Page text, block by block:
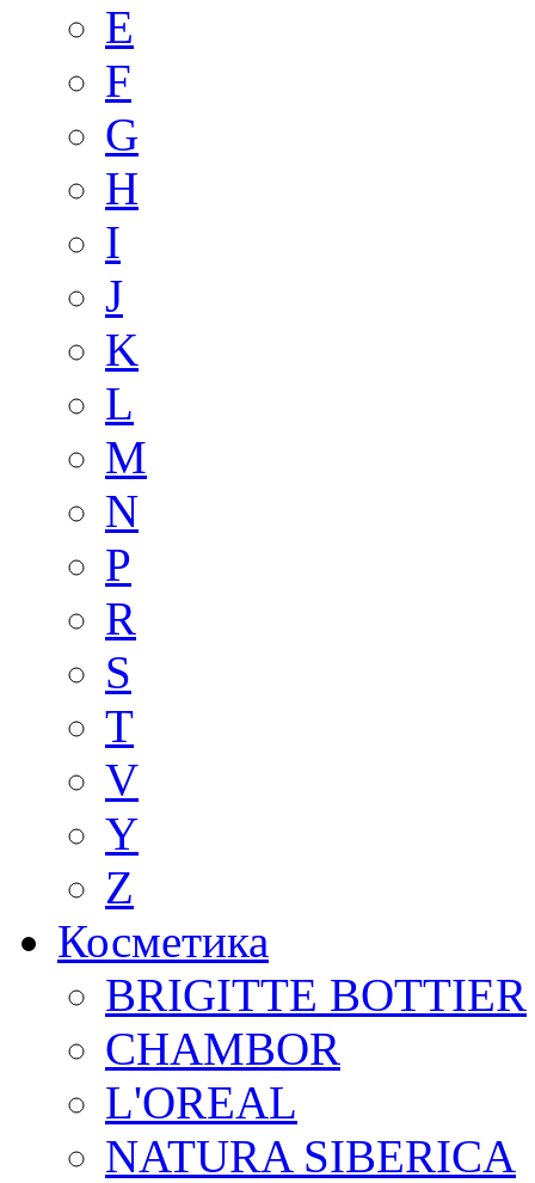
E
F
G
H
I
J
K
L
M
N
P
R
S
T
V
Y
Z
Косметика
BRIGITTE BOTTIER
CHAMBOR
L'OREAL
NATURA SIBERICA